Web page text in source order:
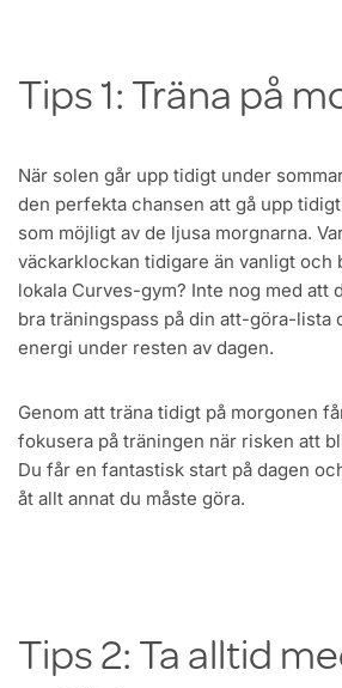
Tips 1: Träna på
När solen går upp tidigt under
den perfekta chansen att gå upp
som möjligt av de ljusa morgnarna.
väckarklockan tidigare än vanligt och
lokala Curves-gym? Inte nog med att
bra träningspass på din att-göra-lista
energi under resten av dagen.
Genom att träna tidigt på morgonen
fokusera på träningen när risken att
Du får en fantastisk start på dagen
åt allt annat du måste göra.
Tips 2: Ta alltid